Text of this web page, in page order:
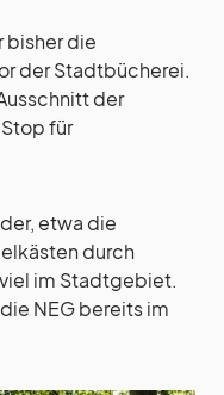
bisher die
der Stadtbücherei.
der
für
etwa die
durch
im Stadtgebiet.
NEG bereits im